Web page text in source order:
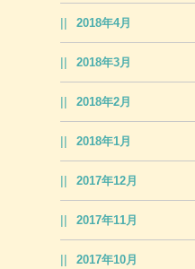
2018年4月
2018年3月
2018年2月
2018年1月
2017年12月
2017年11月
2017年10月